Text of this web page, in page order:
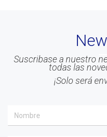
Suscribase a nuestro
todas las
¡Solo será